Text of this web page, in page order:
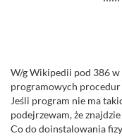
W/g Wikipedii pod 386 w
programowych
Jeśli program nie ma
podejrzewam, że
Co do doinstalowania